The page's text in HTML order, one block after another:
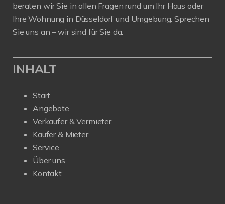
beraten wir Sie in allen Fragen rund um Ihr Haus oder
Ihre Wohnung in Düsseldorf und Umgebung. Sprechen
Sie uns an – wir sind für Sie da.
INHALT
Start
Angebote
Verkäufer & Vermieter
Käufer & Mieter
Service
Über uns
Kontakt